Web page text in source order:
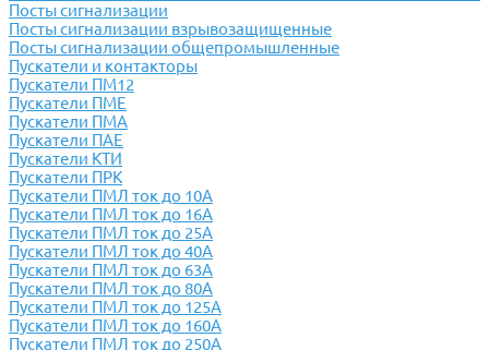
Посты сигнализации
Посты сигнализации взрывозащищенные
Посты сигнализации общепромышленные
Пускатели и контакторы
Пускатели ПМ12
Пускатели ПМЕ
Пускатели ПМА
Пускатели ПАЕ
Пускатели КТИ
Пускатели ПРК
Пускатели ПМЛ ток до 10А
Пускатели ПМЛ ток до 16А
Пускатели ПМЛ ток до 25А
Пускатели ПМЛ ток до 40А
Пускатели ПМЛ ток до 63А
Пускатели ПМЛ ток до 80А
Пускатели ПМЛ ток до 125А
Пускатели ПМЛ ток до 160А
Пускатели ПМЛ ток до 250А